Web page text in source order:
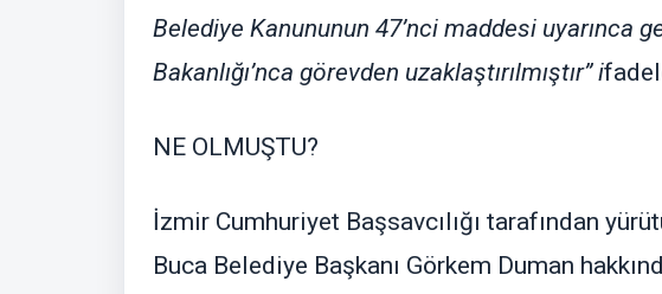
Belediye Kanununun 47’nci maddesi uyarınca
Bakanlığı’nca görevden uzaklaştırılmıştır” i
NE OLMUŞTU?
İzmir Cumhuriyet Başsavcılığı tarafından
Buca Belediye Başkanı Görkem Duman